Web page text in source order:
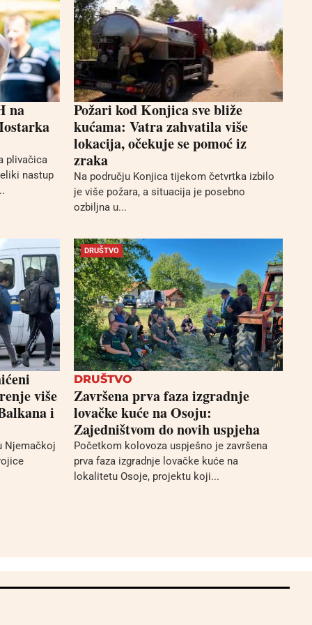
na
plivačica
nastup
Požari kod Konjica sve bliže
kućama: Vatra zahvatila više
lokacija, očekuje se pomoć iz
zraka
Na području Konjica tijekom četvrtka izbilo
je više požara, a situacija je posebno
ozbiljna u...
više
i
Njemačkoj
DRUŠTVO
DRUŠTVO
Završena prva faza izgradnje
lovačke kuće na Osoju:
Zajedništvom do novih uspjeha
Početkom kolovoza uspješno je završena
prva faza izgradnje lovačke kuće na
lokalitetu Osoje, projektu koji...